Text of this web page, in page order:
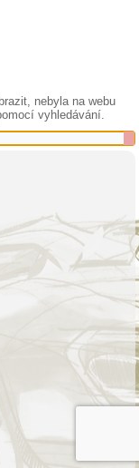
nebyla na webu
vyhledávání.